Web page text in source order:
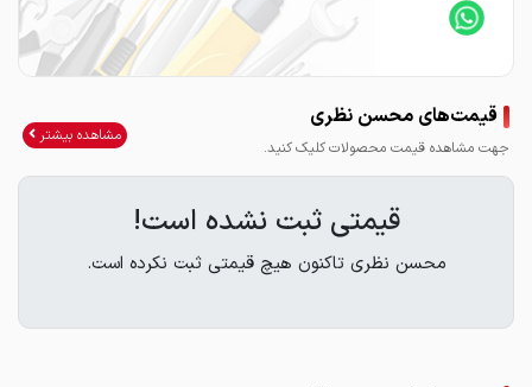
قیمت‌های محسن نظری
جهت مشاهده قیمت محصولات کلیک کنید.
مشاهده بیشتر
قیمتی ثبت نشده است!
محسن نظری تاکنون هیچ قیمتی ثبت نکرده است.